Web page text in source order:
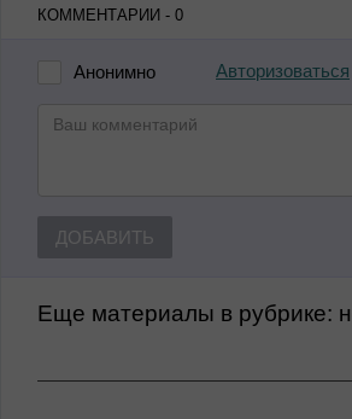
КОММЕНТАРИИ - 0
Анонимно Авторизоваться
ДОБАВИТЬ
Еще материалы в рубрике: